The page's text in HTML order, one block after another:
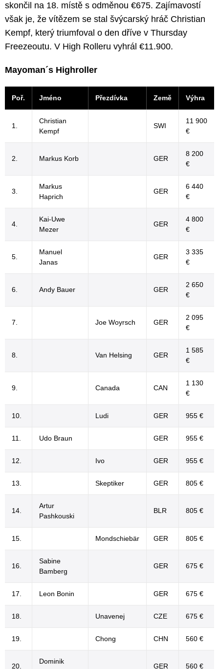
skončil na 18. místě s odměnou €675. Zajímavostí
však je, že vítězem se stal švýcarský hráč Christian
Kempf, který triumfoval o den dříve v Thursday
Freezeoutu. V High Rolleru vyhrál €11.900.
Mayoman´s Highroller
Poř. Jméno Přezdívka Země Výhra
1.
Christian
Kempf
SWI
11 900
€
2. Markus Korb GER
8 200
€
3.
Markus
Haprich
GER
6 440
€
4.
Kai-Uwe
Mezer
GER
4 800
€
5.
Manuel
Janas
GER
3 335
€
6. Andy Bauer GER
2 650
€
7. Joe Woyrsch GER
2 095
€
8. Van Helsing GER
1 585
€
9. Canada CAN
1 130
€
10. Ludi GER 955 €
11. Udo Braun GER 955 €
12. Ivo GER 955 €
13. Skeptiker GER 805 €
14.
Artur
Pashkouski
BLR 805 €
15. Mondschiebär GER 805 €
16.
Sabine
Bamberg
GER 675 €
17. Leon Bonin GER 675 €
18. Unavenej CZE 675 €
19. Chong CHN 560 €
20.
Dominik
GER 560 €